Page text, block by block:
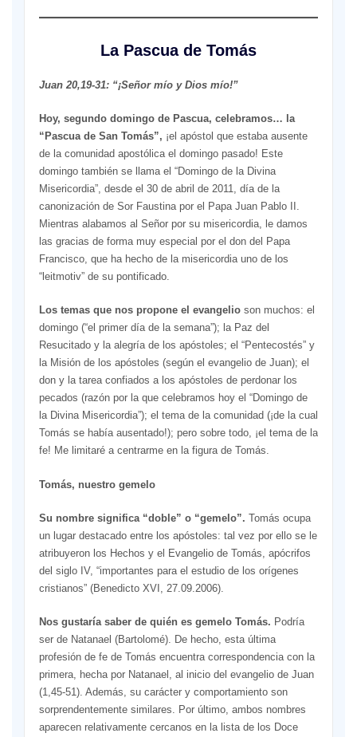
La Pascua de Tomás
Juan 20,19-31: “¡Señor mío y Dios mío!”
Hoy, segundo domingo de Pascua, celebramos… la
“Pascua de San Tomás”, ¡el apóstol que estaba ausente
de la comunidad apostólica el domingo pasado! Este
domingo también se llama el “Domingo de la Divina
Misericordia”, desde el 30 de abril de 2011, día de la
canonización de Sor Faustina por el Papa Juan Pablo II.
Mientras alabamos al Señor por su misericordia, le damos
las gracias de forma muy especial por el don del Papa
Francisco, que ha hecho de la misericordia uno de los
“leitmotiv” de su pontificado.
Los temas que nos propone el evangelioson muchos: el
domingo (“el primer día de la semana”); la Paz del
Resucitado y la alegría de los apóstoles; el “Pentecostés” y
la Misión de los apóstoles (según el evangelio de Juan); el
don y la tarea confiados a los apóstoles de perdonar los
pecados (razón por la que celebramos hoy el “Domingo de
la Divina Misericordia”); el tema de la comunidad (¡de la cual
Tomás se había ausentado!); pero sobre todo, ¡el tema de la
fe! Me limitaré a centrarme en la figura de Tomás.
Tomás, nuestro gemelo
Su nombre significa “doble” o “gemelo”. Tomás ocupa
un lugar destacado entre los apóstoles: tal vez por ello se le
atribuyeron los Hechos y el Evangelio de Tomás, apócrifos
del siglo IV, “importantes para el estudio de los orígenes
cristianos” (Benedicto XVI, 27.09.2006).
Nos gustaría saber de quién es gemelo Tomás. Podría
ser de Natanael (Bartolomé). De hecho, esta última
profesión de fe de Tomás encuentra correspondencia con la
primera, hecha por Natanael, al inicio del evangelio de Juan
(1,45-51). Además, su carácter y comportamiento son
sorprendentemente similares. Por último, ambos nombres
aparecen relativamente cercanos en la lista de los Doce